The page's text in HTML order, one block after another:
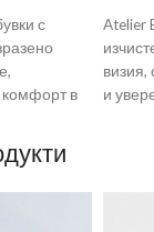
с
комфорт в
Atelier
и